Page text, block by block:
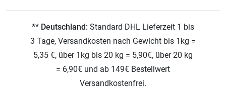
** Deutschland: Standard DHL Lieferzeit 1 bis
3 Tage, Versandkosten nach Gewicht bis 1kg =
5,35 €, über 1kg bis 20 kg = 5,90€, über 20 kg
= 6,90€ und ab 149€ Bestellwert
Versandkostenfrei.